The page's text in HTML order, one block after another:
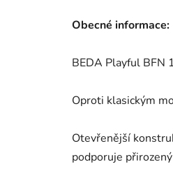
Obecné informace:
BEDA Playful
Oproti klasickým
Otevřenější
podporuje